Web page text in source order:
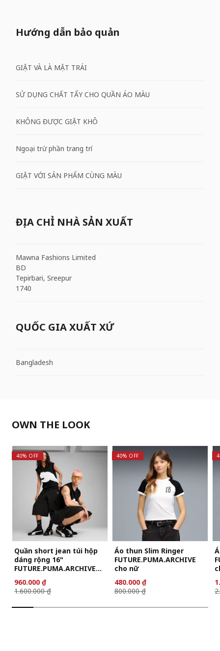
Hướng dẫn bảo quản
GIẶT VÀ LÀ MẶT TRÁI
SỬ DỤNG CHẤT TẨY CHO QUẦN ÁO MÀU
KHÔNG ĐƯỢC GIẶT KHÔ
Ngoại trừ phần trang trí
GIẶT VỚI SẢN PHẨM CÙNG MÀU
ĐỊA CHỈ NHÀ SẢN XUẤT
Mawna Fashions Limited
BD
Tepirbari, Sreepur
1740
QUỐC GIA XUẤT XỨ
Bangladesh
OWN THE LOOK
40% OFF
Quần short jean túi hộp
dáng rộng 16"
FUTURE.PUMA.ARCHIVE
960.000 ₫
1.600.000 ₫
40% OFF
Áo thun Slim Ringer
FUTURE.PUMA.ARCHIVE
cho nữ
480.000 ₫
800.000 ₫